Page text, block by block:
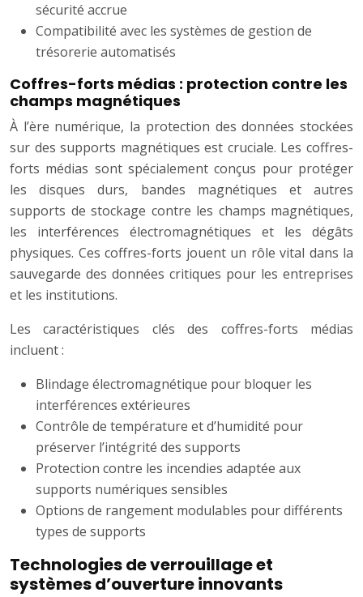
sécurité accrue
Compatibilité avec les systèmes de gestion de
trésorerie automatisés
Coffres-forts médias : protection contre les
champs magnétiques
À l’ère numérique, la protection des données stockées
sur des supports magnétiques est cruciale. Les coffres-
forts médias sont spécialement conçus pour protéger
les disques durs, bandes magnétiques et autres
supports de stockage contre les champs magnétiques,
les interférences électromagnétiques et les dégâts
physiques. Ces coffres-forts jouent un rôle vital dans la
sauvegarde des données critiques pour les entreprises
et les institutions.
Les caractéristiques clés des coffres-forts médias
incluent :
Blindage électromagnétique pour bloquer les
interférences extérieures
Contrôle de température et d’humidité pour
préserver l’intégrité des supports
Protection contre les incendies adaptée aux
supports numériques sensibles
Options de rangement modulables pour différents
types de supports
Technologies de verrouillage et
systèmes d’ouverture innovants